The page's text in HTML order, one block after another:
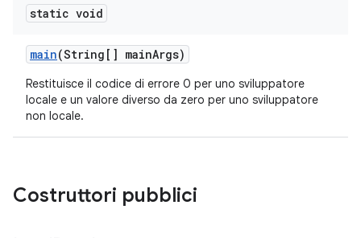
static void
main(String[] mainArgs)
Restituisce il codice di errore 0 per uno sviluppatore
locale e un valore diverso da zero per uno sviluppatore
non locale.
Costruttori pubblici